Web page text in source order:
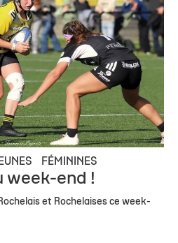
FÉMININES
week-end !
et Rochelaises ce week-